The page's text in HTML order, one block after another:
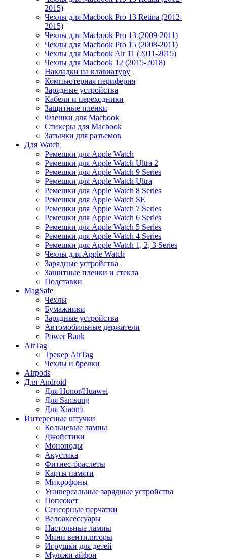
2015)
Чехлы для Macbook Pro 13 Retina (2012-
2015)
Чехлы для Macbook Pro 13 (2009-2011)
Чехлы для Macbook Pro 15 (2008-2011)
Чехлы для Macbook Air 11 (2011-2015)
Чехлы для Macbook 12 (2015-2018)
Накладки на клавиатуру
Компьютерная периферия
Зарядные устройства
Кабели и переходники
Защитные пленки
Флешки для Macbook
Стикеры для Macbook
Затычки для разъемов
Для Watch
Ремешки для Apple Watch
Ремешки для Apple Watch Ultra 2
Ремешки для Apple Watch 9 Series
Ремешки для Apple Watch Ultra
Ремешки для Apple Watch 8 Series
Ремешки для Apple Watch SE
Ремешки для Apple Watch 7 Series
Ремешки для Apple Watch 6 Series
Ремешки для Apple Watch 5 Series
Ремешки для Apple Watch 4 Series
Ремешки для Apple Watch 1, 2, 3 Series
Чехлы для Apple Watch
Зарядные устройства
Защитные пленки и стекла
Подставки
MagSafe
Чехлы
Бумажники
Зарядные устройства
Автомобильные держатели
Power Bank
AirTag
Трекер AirTag
Чехлы и брелки
Airpods
Для Android
Для Honor/Huawei
Для Samsung
Для Xiaomi
Интересные штучки
Кольцевые лампы
Джойстики
Моноподы
Акустика
Фитнес-браслеты
Карты памяти
Микрофоны
Универсальные зарядные устройства
Попсокет
Сенсорные перчатки
Велоаксессуары
Настольные лампы
Мини вентиляторы
Игрушки для детей
Муляжи айфон